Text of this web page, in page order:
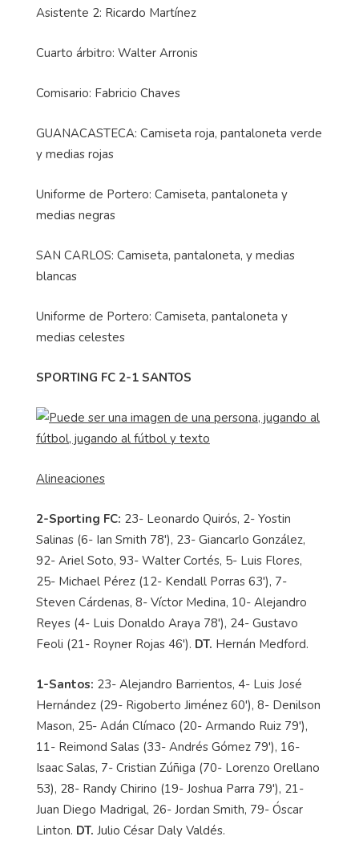
Asistente 2: Ricardo Martínez
Cuarto árbitro: Walter Arronis
Comisario: Fabricio Chaves
GUANACASTECA: Camiseta roja, pantaloneta verde
y medias rojas
Uniforme de Portero: Camiseta, pantaloneta y
medias negras
SAN CARLOS: Camiseta, pantaloneta, y medias
blancas
Uniforme de Portero: Camiseta, pantaloneta y
medias celestes
SPORTING FC 2-1 SANTOS
Alineaciones
2-Sporting FC: 23- Leonardo Quirós, 2- Yostin
Salinas (6- Ian Smith 78'), 23- Giancarlo González,
92- Ariel Soto, 93- Walter Cortés, 5- Luis Flores,
25- Michael Pérez (12- Kendall Porras 63'), 7-
Steven Cárdenas, 8- Víctor Medina, 10- Alejandro
Reyes (4- Luis Donaldo Araya 78'), 24- Gustavo
Feoli (21- Royner Rojas 46'). DT. Hernán Medford.
1-Santos: 23- Alejandro Barrientos, 4- Luis José
Hernández (29- Rigoberto Jiménez 60'), 8- Denilson
Mason, 25- Adán Clímaco (20- Armando Ruiz 79'),
11- Reimond Salas (33- Andrés Gómez 79'), 16-
Isaac Salas, 7- Cristian Zúñiga (70- Lorenzo Orellano
53), 28- Randy Chirino (19- Joshua Parra 79'), 21-
Juan Diego Madrigal, 26- Jordan Smith, 79- Óscar
Linton. DT. Julio César Daly Valdés.